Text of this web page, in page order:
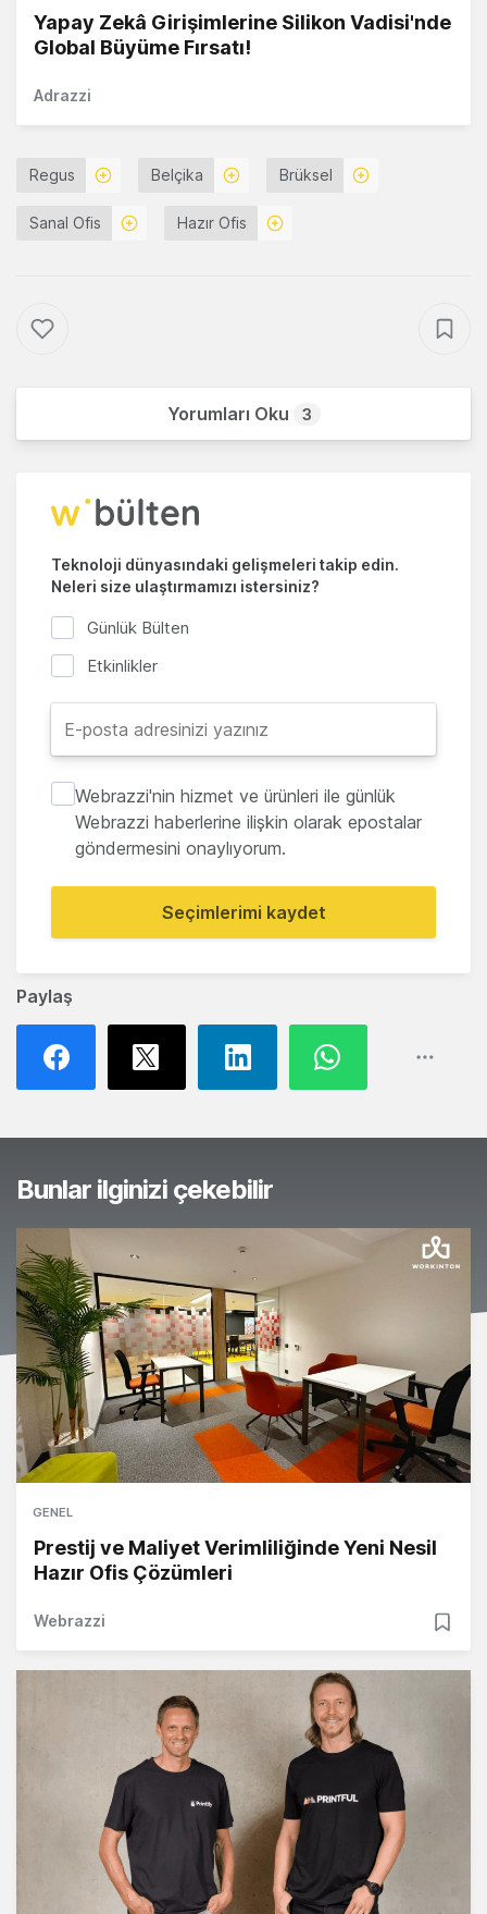
Paylaş
Yapay Zekâ Girişimlerine Silikon Vadisi'nde
Global Büyüme Fırsatı!
Adrazzi
Regus Belçika Brüksel
Sanal Ofis Hazır Ofis
Yorumları Oku 3
Teknoloji dünyasındaki gelişmeleri takip edin.
Neleri size ulaştırmamızı istersiniz?
Günlük Bülten
Etkinlikler
Webrazzi'nin hizmet ve ürünleri ile günlük
Webrazzi haberlerine ilişkin olarak epostalar
göndermesini onaylıyorum.
Seçimlerimi kaydet
Bunlar ilginizi çekebilir
GENEL
Prestij ve Maliyet Verimliliğinde Yeni Nesil
Hazır Ofis Çözümleri
Webrazzi